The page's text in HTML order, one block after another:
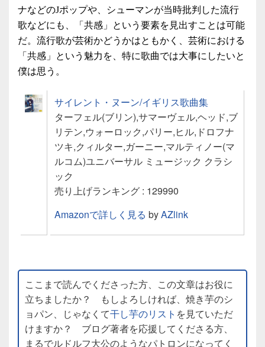
ナなどのJポップや、シューマンが当時批判した流行
歌などにも、「共感」という要素を見出すことは可能
だ。流行歌が芸術かどうかはともかく、芸術における
「共感」という魅力を、特に歌曲では大事にしたいと
僕は思う。
サイレント・ヌーン/イギリス歌曲集
ターフェル(ブリン),サマーヴェル,ヘッド,ブ
リテン,ウォーロック,パリー,ヒル,ドロフナ
ツキ,クィルター,ガーニー,マルティノー(マ
ルコム)ユニバーサル ミュージック クラシ
ック
売り上げランキング : 129990
Amazonで詳しく見る byAZlink
ここまで読んでくださった方、この文章はお役に
立ちましたか？ もしよろしければ、焼き芋のシ
ョパン、じゃなくて干し芋のリスト を見ていただ
けますか？ ブログ著者を応援してくださる方、
まるでルドルフ大公のようなパトロンになってく